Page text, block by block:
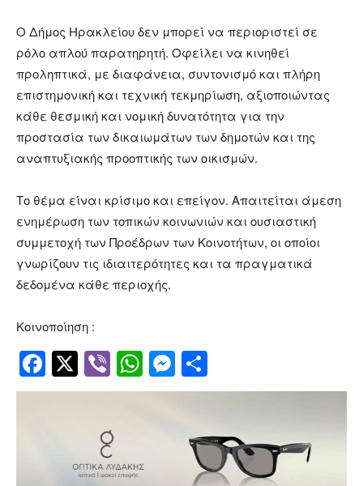
Ο Δήμος Ηρακλείου δεν μπορεί να περιοριστεί σε
ρόλο απλού παρατηρητή. Οφείλει να κινηθεί
προληπτικά, με διαφάνεια, συντονισμό και πλήρη
επιστημονική και τεχνική τεκμηρίωση, αξιοποιώντας
κάθε θεσμική και νομική δυνατότητα για την
προστασία των δικαιωμάτων των δημοτών και της
αναπτυξιακής προοπτικής των οικισμών.
Το θέμα είναι κρίσιμο και επείγον. Απαιτείται άμεση
ενημέρωση των τοπικών κοινωνιών και ουσιαστική
συμμετοχή των Προέδρων των Κοινοτήτων, οι οποίοι
γνωρίζουν τις ιδιαιτερότητες και τα πραγματικά
δεδομένα κάθε περιοχής.
Κοινοποίηση :
Facebook
Twitter
ViberWhatsApp
Messenger